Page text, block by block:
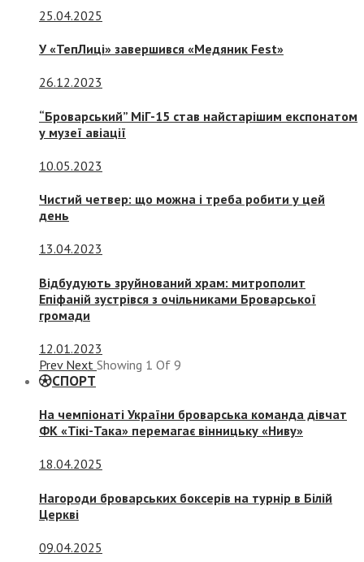
25.04.2025
У «ТепЛиці» завершився «Медяник Fest»
26.12.2023
“Броварський” МіГ-15 став найстарішим експонатом
у музеї авіації
10.05.2023
Чистий четвер: що можна і треба робити у цей
день
13.04.2023
Відбудують зруйнований храм: митрополит
Епіфаній зустрівся з очільниками Броварської
громади
12.01.2023
Prev Next Showing 1 Of 9
СПОРТ
На чемпіонаті України броварська команда дівчат
ФК «Тікі-Така» перемагає вінницьку «Ниву»
18.04.2025
Нагороди броварських боксерів на турнір в Білій
Церкві
09.04.2025